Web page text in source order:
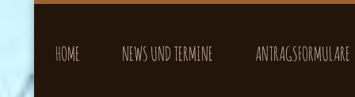
HOME NEWS UND TERMINE ANTRAGSFORMULARE